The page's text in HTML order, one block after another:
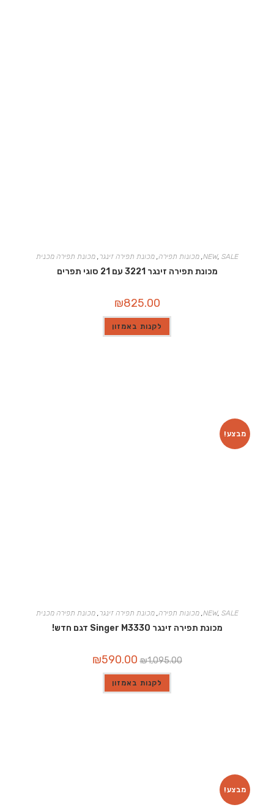
NEW, SALE
,מכונות תפירה,מכונת תפירה זינגר,מכונת תפירה מכנית
מכונת תפירה זינגר 3221 עם 21 סוגי תפרים
₪825.00
לקנות באמזון
מבצע!
NEW, SALE
,מכונות תפירה ,מכונת תפירה זינגר ,מכונת תפירה מכנית
מכונת תפירה זינגר Singer M3330 דגם חדש!
₪1,095.00
המחיר
המקורי
היה:
₪1,095.00.
₪590.00
לקנות באמזון
מבצע!